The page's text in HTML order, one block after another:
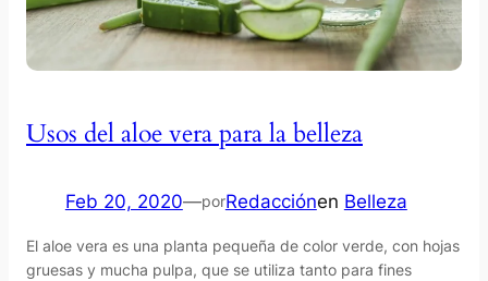
Usos del aloe vera para la belleza
Feb 20, 2020—porRedacciónen Belleza
El aloe vera es una planta pequeña de color verde, con hojas
gruesas y mucha pulpa, que se utiliza tanto para fines